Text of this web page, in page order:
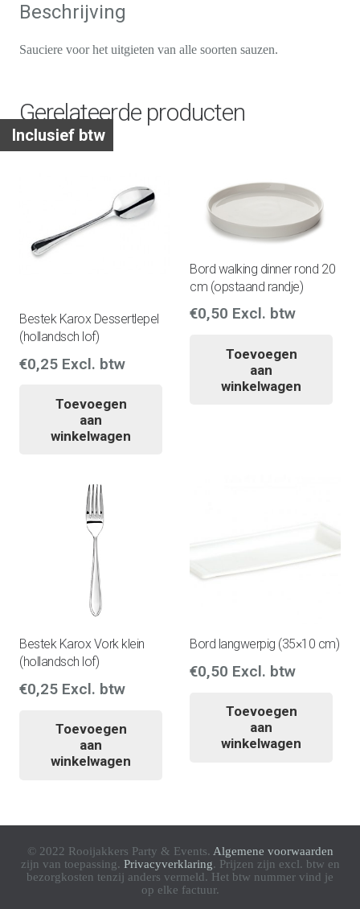
Inclusief btw
Beschrijving
Sauciere voor het uitgieten van alle soorten sauzen.
Gerelateerde producten
Bestek Karox Dessertlepel
(hollandsch lof)
€0,25 Excl. btw
Toevoegen
aan
winkelwagen
Bord walking dinner rond 20
cm (opstaand randje)
€0,50 Excl. btw
Toevoegen
aan
winkelwagen
Bestek Karox Vork klein
(hollandsch lof)
€0,25 Excl. btw
Toevoegen
aan
winkelwagen
Bord langwerpig (35×10 cm)
€0,50 Excl. btw
Toevoegen
aan
winkelwagen
© 2022 Rooijakkers Party & Events. Algemene voorwaarden
zijn van toepassing. Privacyverklaring. Prijzen zijn excl. btw en
bezorgkosten tenzij anders vermeld. Het btw nummer vind je
op elke factuur.